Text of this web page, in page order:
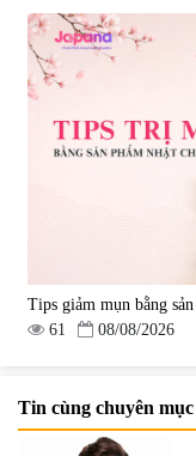
Tips giảm mụn bằng
61
08/08/2026
Tin cùng chuyên mục